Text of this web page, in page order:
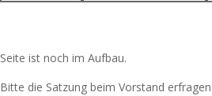
Seite ist noch im Aufbau.
Bitte die Satzung beim Vorstand erfragen